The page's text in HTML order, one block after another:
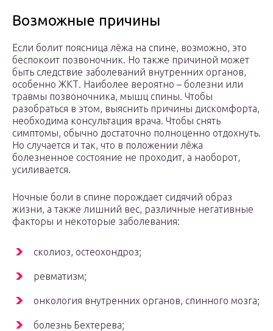
Возможные причины
Если болит поясница лёжа на спине, возможно, это
беспокоит позвоночник. Но также причиной может
быть следствие заболеваний внутренних органов,
особенно ЖКТ. Наиболее вероятно – болезни или
травмы позвоночника, мышц спины. Чтобы
разобраться в этом, выяснить причины дискомфорта,
необходима консультация врача. Чтобы снять
симптомы, обычно достаточно полноценно отдохнуть.
Но случается и так, что в положении лёжа
болезненное состояние не проходит, а наоборот,
усиливается.
Ночные боли в спине порождает сидячий образ
жизни, а также лишний вес, различные негативные
факторы и некоторые заболевания:
сколиоз, остеохондроз;
ревматизм;
онкология внутренних органов, спинного мозга;
болезнь Бехтерева;